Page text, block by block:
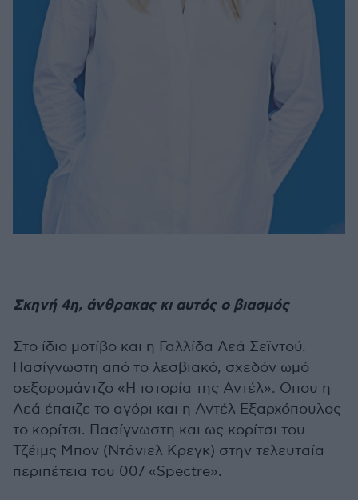
Σκηνή 4η, άνθρακας κι αυτός ο βιασμός
Στο ίδιο μοτίβο και η Γαλλίδα Λεά Σεϊντού.
Πασίγνωστη από το λεσβιακό, σχεδόν ωμό
σεξορομάντζο «Η ιστορία της Αντέλ». Οπου η
Λεά έπαιζε το αγόρι και η Αντέλ Εξαρχόπουλος
το κορίτσι. Πασίγνωστη και ως κορίτσι του
Τζέιμς Μπον (Ντάνιελ Κρεγκ) στην τελευταία
περιπέτεια του 007 «Spectre».